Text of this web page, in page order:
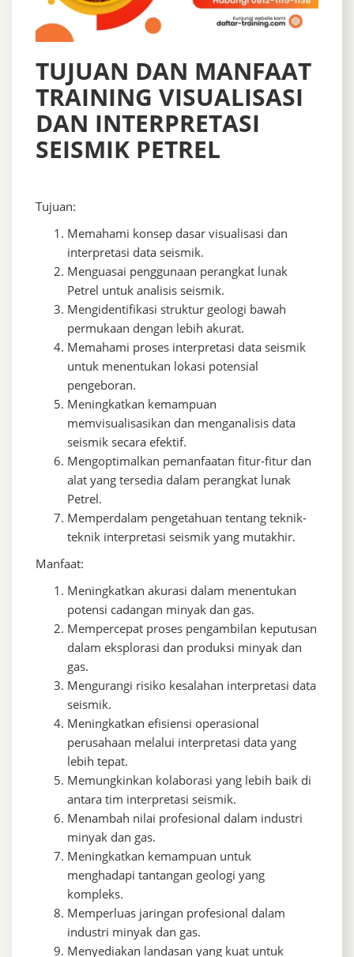
TUJUAN DAN MANFAAT
TRAINING VISUALISASI
DAN INTERPRETASI
SEISMIK PETREL
Tujuan:
Memahami konsep dasar visualisasi dan
interpretasi data seismik.
Menguasai penggunaan perangkat lunak
Petrel untuk analisis seismik.
Mengidentifikasi struktur geologi bawah
permukaan dengan lebih akurat.
Memahami proses interpretasi data seismik
untuk menentukan lokasi potensial
pengeboran.
Meningkatkan kemampuan
memvisualisasikan dan menganalisis data
seismik secara efektif.
Mengoptimalkan pemanfaatan fitur-fitur dan
alat yang tersedia dalam perangkat lunak
Petrel.
Memperdalam pengetahuan tentang teknik-
teknik interpretasi seismik yang mutakhir.
Manfaat:
Meningkatkan akurasi dalam menentukan
potensi cadangan minyak dan gas.
Mempercepat proses pengambilan keputusan
dalam eksplorasi dan produksi minyak dan
gas.
Mengurangi risiko kesalahan interpretasi data
seismik.
Meningkatkan efisiensi operasional
perusahaan melalui interpretasi data yang
lebih tepat.
Memungkinkan kolaborasi yang lebih baik di
antara tim interpretasi seismik.
Menambah nilai profesional dalam industri
minyak dan gas.
Meningkatkan kemampuan untuk
menghadapi tantangan geologi yang
kompleks.
Memperluas jaringan profesional dalam
industri minyak dan gas.
Menyediakan landasan yang kuat untuk